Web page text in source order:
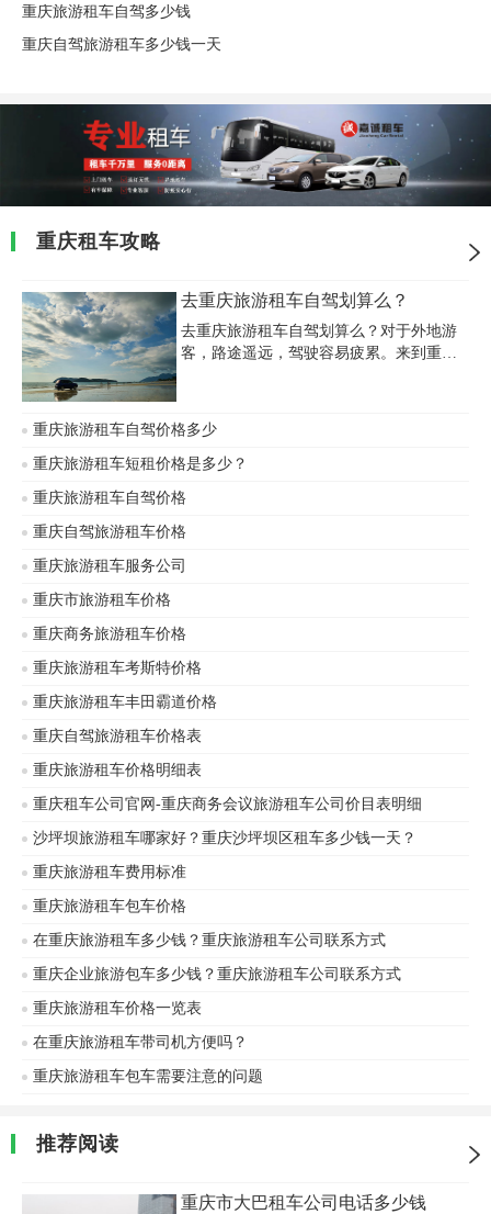
重庆旅游租车自驾多少钱
重庆自驾旅游租车多少钱一天
重庆租车攻略
去重庆旅游租车自驾划算么？
去重庆旅游租车自驾划算么？对于外地游
客，路途遥远，驾驶容易疲累。来到重庆
说，对于有车的人群，重庆旅游租车的好
处如下：1.外出旅游，往往距离遥远，如
果第一处出行，对路况不熟悉的人容易被
重庆旅游租车自驾价格多少
重庆旅游租车短租价格是多少？
重庆旅游租车自驾价格
重庆自驾旅游租车价格
重庆旅游租车服务公司
重庆市旅游租车价格
重庆商务旅游租车价格
重庆旅游租车考斯特价格
重庆旅游租车丰田霸道价格
重庆自驾旅游租车价格表
重庆旅游租车价格明细表
重庆租车公司官网-重庆商务会议旅游租车公司价目表明细
沙坪坝旅游租车哪家好？重庆沙坪坝区租车多少钱一天？
重庆旅游租车费用标准
重庆旅游租车包车价格
在重庆旅游租车多少钱？重庆旅游租车公司联系方式
重庆企业旅游包车多少钱？重庆旅游租车公司联系方式
重庆旅游租车价格一览表
在重庆旅游租车带司机方便吗？
重庆旅游租车包车需要注意的问题
推荐阅读
重庆市大巴租车公司电话多少钱